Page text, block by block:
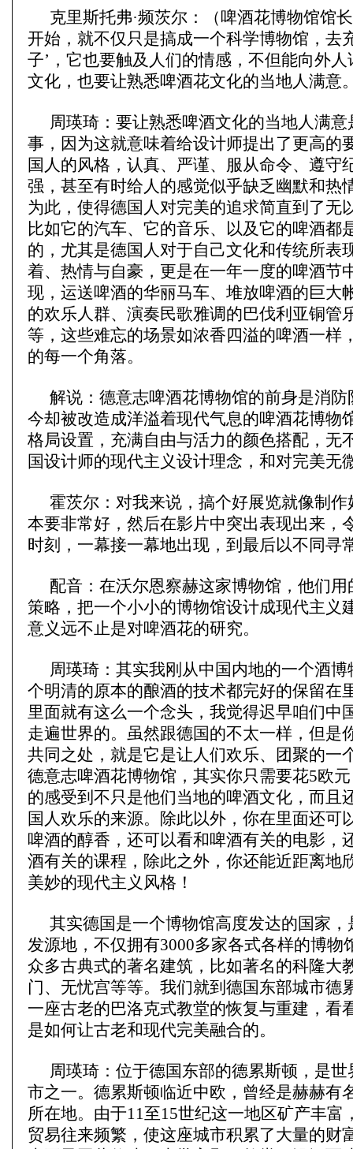
克里斯托弗·频茨尔：（啤酒花博物馆馆
开始，就不仅只是搞成一个科学博物馆，去
子’，它也要触及人们的情感，不但能向外
文化，也要让熟悉啤酒花文化的当地人满意
周瑛琦：要让熟悉啤酒文化的当地人满
事，因为这就意味着给设计师提出了更高的
国人的风格，认真、严谨、服从命令、遵守
强，甚至有时给人的感觉似乎缺乏幽默和热
为此，使得德国人对完美的追求简直到了无
比如它的汽车、它的音乐、以及它的啤酒都
的，尤其是德国人对于自己文化和传统所表
着、热情与自豪，更是在一年一度的啤酒节
现，运送啤酒的华丽马车、堆放啤酒的巨大
的欢乐人群、演奏民歌雅调的巴伐利亚铜管
等，这些难忘的场景如浓香四溢的啤酒一样
的每一个角落。
解说：德意志啤酒花博物馆的前身是消
今却被改造成洋溢着现代气息的啤酒花博物
格局设置，充满自由与活力的颜色搭配，无
国设计师的现代主义设计理念，和对完美无
霍茨尔：对我来说，搞个好展览就像制
本要非常好，然后在影片中突出表现出来，
时刻，一幕接一幕地出现，到最后以不同寻
配音：在沃尔恩察赫这家博物馆，他们
策略，把一个小小的博物馆设计成现代主义
意义远不止是对啤酒花的研究。
周瑛琦：其实我刚从中国内地的一个酒
个明清的原本的酿酒的技术都完好的保留在
里面就有这么一个念头，我觉得迟早咱们中
走遍世界的。虽然跟德国的不太一样，但是
共同之处，就是它是让人们欢乐、团聚的一
德意志啤酒花博物馆，其实你只需要花5欧
的感受到不只是他们当地的啤酒文化，而且
国人欢乐的来源。除此以外，你在里面还可
啤酒的醇香，还可以看和啤酒有关的电影，
酒有关的课程，除此之外，你还能近距离地
美妙的现代主义风格！
其实德国是一个博物馆高度发达的国家
发源地，不仅拥有3000多家各式各样的博物
众多古典式的著名建筑，比如著名的科隆大
门、无忧宫等等。 我们就到德国东部城市德
一座古老的巴洛克式教堂的恢复与重建，看
是如何让古老和现代完美融合的。
周瑛琦：位于德国东部的德累斯顿，是
市之一。德累斯顿临近中欧，曾经是赫赫有
所在地。由于11至15世纪这一地区矿产丰富
贸易往来频繁，使这座城市积累了大量的财